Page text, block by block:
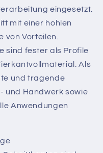
eingesetzt.
mit einer hohlen
von Vorteilen.
sind fester als Profile
Als
und tragende
und Handwerk sowie
Anwendungen